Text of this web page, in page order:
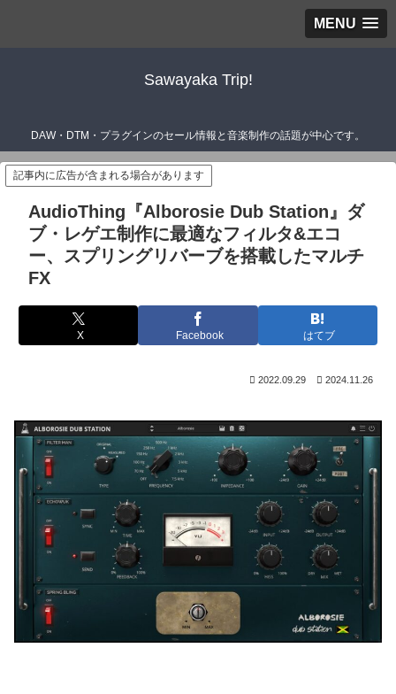
MENU
Sawayaka Trip!
DAW・DTM・プラグインのセール情報と音楽制作の話題が中心です。
記事内に広告が含まれる場合があります
AudioThing『Alborosie Dub Station』ダ
ブ・レゲエ制作に最適なフィルタ&エコ
ー、スプリングリバーブを搭載したマルチ
FX
X Facebook はてブ
2022.09.29 2024.11.26